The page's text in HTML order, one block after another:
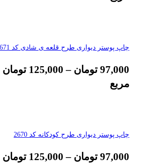
چاپ پوستر دیواری طرح قلعه ی شادی کد 2671
97,000 تومان –
125,000 تومان
مربع
چاپ پوستر دیواری طرح کودکانه کد 2670
97,000 تومان –
125,000 تومان